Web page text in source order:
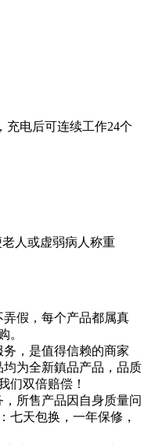
充电后可连续工作24个
人或虚弱病人称重
假，每个产品都属真
。
，是值得信赖的商家
为全新鎮品产品，品质
们双倍赔偿！
所售产品因自身质量问
七天包换，一年保修，